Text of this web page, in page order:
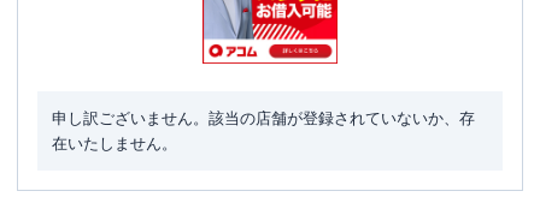
申し訳ございません。該当の店舗が登録されていないか、存
在いたしません。